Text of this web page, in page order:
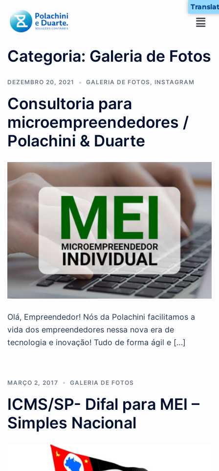
Categoria: Galeria de Fotos
DEZEMBRO 20, 2021 GALERIA DE FOTOS, INSTAGRAM
Consultoria para
microempreendedores /
Polachini & Duarte
Olá, Empreendedor! Nós da Polachini facilitamos a
vida dos empreendedores nessa nova era de
tecnologia e inovação! Tudo de forma ágil e […]
MARÇO 2, 2017 GALERIA DE FOTOS
ICMS/SP- Difal para MEI –
Simples Nacional